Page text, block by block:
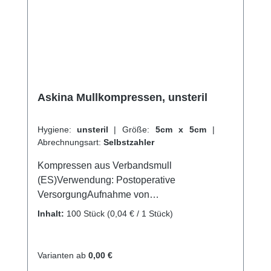
Askina Mullkompressen, unsteril
Hygiene: unsteril | Größe: 5cm x 5cm |
Abrechnungsart: Selbstzahler
Kompressen aus Verbandsmull
(ES)Verwendung: Postoperative
VersorgungAufnahme von
FlüssigkeitenVersorgung von
DruckstellenReinigung von
Inhalt: 100 Stück (0,04 € / 1 Stück)
Varianten ab 0,00 €